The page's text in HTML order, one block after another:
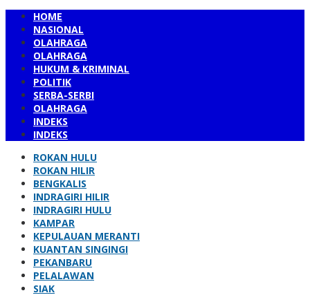
HOME
NASIONAL
OLAHRAGA
OLAHRAGA
HUKUM & KRIMINAL
POLITIK
SERBA-SERBI
OLAHRAGA
INDEKS
INDEKS
ROKAN HULU
ROKAN HILIR
BENGKALIS
INDRAGIRI HILIR
INDRAGIRI HULU
KAMPAR
KEPULAUAN MERANTI
KUANTAN SINGINGI
PEKANBARU
PELALAWAN
SIAK